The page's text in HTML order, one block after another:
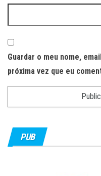
Guardar o meu nome,
próxima vez que eu
PUB